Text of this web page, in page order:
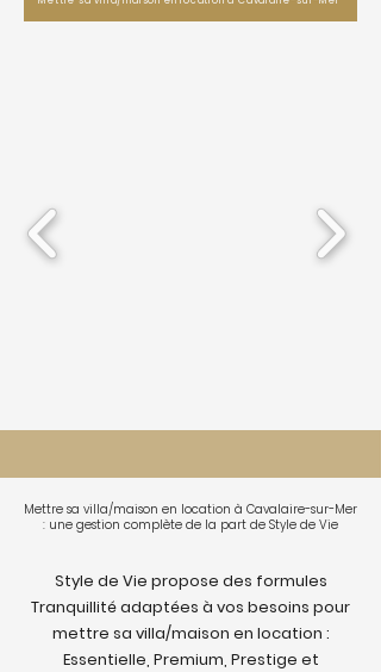
Mettre sa villa/maison en location à Cavalaire-sur-Mer
: une gestion complète de la part de Style de Vie
Style de Vie propose des formules
Tranquillité adaptées à vos besoins pour
mettre sa villa/maison en location :
Essentielle, Premium, Prestige et